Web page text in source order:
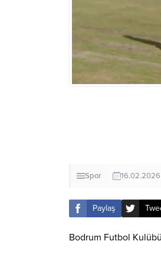
Spor 16.02.2026
Paylaş
Bodrum Futbol